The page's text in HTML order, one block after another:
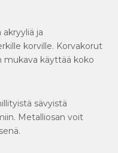
ja
korville. Korvakorut
mukava käyttää koko
sävyistä
Metalliosan voit